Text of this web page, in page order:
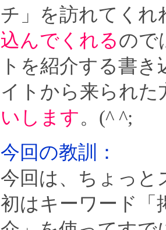
チ」を訪れてくれ
込んでくれるので
トを紹介する書
イトから来られた
いします。(^ ^;
今回の教訓：
今回は、ちょっと
初はキーワード「